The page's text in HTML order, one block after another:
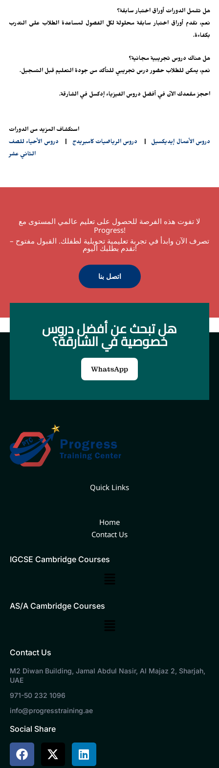
هل تشمل الدورات أوراق اختبار سابقة؟
نعم، نقدم أوراق اختبار سابقة محلولة لكل الفصول لمساعدة الطلاب على التدرب
بكفاءة.
هل هناك دروس تجريبية مجانية؟
نعم، يمكن للطلاب حضور درس تجريبي للتأكد من جودة التعليم قبل التسجيل.
احجز مقعدك الآن في أفضل دروس الفيزياء إدكسل في الشارقة.
استكشاف المزيد من الدورات
دروس الأعمال إيديكسيل | دروس الرياضيات كامبريدج | دروس الأحياء للصف
الثاني عشر
لا تفوت هذه الفرصة للحصول على تعليم عالمي المستوى مع
Progress!
تصرف الآن وابدأ في تجربة تعليمية تحويلية لطفلك. القبول مفتوح –
تقدم بطلبك اليوم!
اتصل بنا
هل تبحث عن أفضل دروس
خصوصية في الشارقة؟
WhatsApp
Quick Links
Home
Contact Us
IGCSE Cambridge Courses
AS/A Cambridge Courses
Contact Us
M2 Diwan Building, Jamal Abdul Nasir, Al Majaz 2, Sharjah,
UAE
971-50 232 1096
info@progresstraining.ae
Social Share